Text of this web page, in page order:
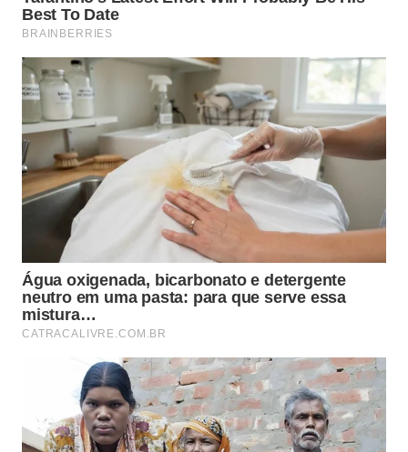
Eficiente
O segredo da sustentação ideal
Manter as articulações em uma linha reta
contínua evita o estiramento excessivo dos
ligamentos e dos tendões das costas.
Utilizar apoios extras preenche os espaços
vazios entre o corpo e a superfície firme do
colchão anatômico.
A adoção de pequenos ajustes na distribuição das
almofadas traz melhorias perceptíveis na qualidade
esses efeitos positivos, destacamos alguns pontos
fundamentais para reestruturar os seus hábitos e
conquistar umcorposaudável e livre detensões
incômodas.